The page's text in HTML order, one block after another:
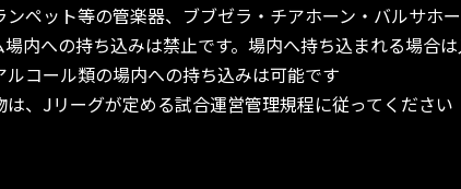
ペット等の管楽器、ブブゼラ・チアホーン・バルサホー
場内への持ち込みは禁止です。場内へ持ち込まれる場合
ルコール類の場内への持ち込みは可能です
は、Jリーグが定める試合運営管理規程に従ってください